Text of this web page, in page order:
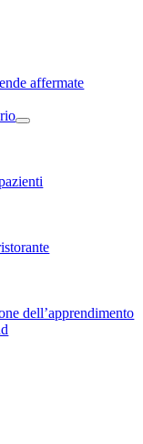
affermate
dell’apprendimento